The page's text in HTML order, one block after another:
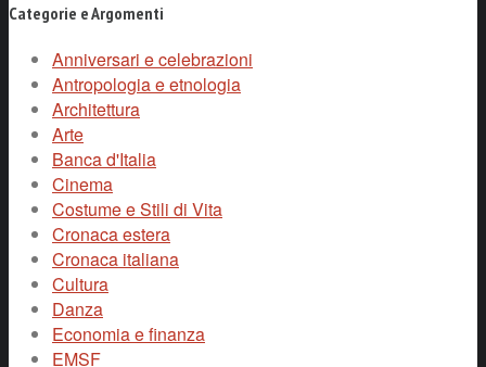
Categorie e Argomenti
Anniversari e celebrazioni
Antropologia e etnologia
Architettura
Arte
Banca d'Italia
Cinema
Costume e Stili di Vita
Cronaca estera
Cronaca italiana
Cultura
Danza
Economia e finanza
EMSF